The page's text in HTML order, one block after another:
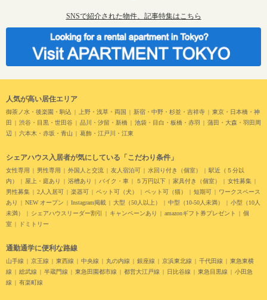
人気が高い居住エリア
御茶ノ水・後楽園・駒込 上野・浅草・両国 新宿・中野・杉並・吉祥寺
東京・日本橋・神
田
渋谷・目黒・世田谷 品川・汐留・新橋 池袋・目白・板橋・赤羽
蒲田・大森・羽田周
辺
六本木・赤坂・青山 葛飾・江戸川・江東
シェアハウス入居者が気にしている「こだわり条件」
女性専用 男性専用 外国人と交流 友人宿泊可 水回り付き（個室）
駅近（５分以
内）
屋上・庭あり 浴槽あり バイク・車 ５万円以下 家具付き（個室）
女性募集
男性募集
2人入居可 楽器可 ペット可（犬） ペット可（猫） 短期可
ワークスペース
あり
NEW オープン Instagram掲載 大型（50人以上） 中型（10-50人未満）
小型（10人
未満）
シェアハウスリーダー割引 キャンペーンあり amazonギフト券プレゼント
個
室
ドミトリー
通勤通学に便利な路線
山手線 京王線 東西線 中央線 丸の内線 銀座線 京浜東北線 千代田線
東急東横
線
総武線 半蔵門線 東急田園都市線 都営大江戸線 日比谷線 東急目黒線
小田急
線
有楽町線
SNSで紹介された物件、記事特集はこちら